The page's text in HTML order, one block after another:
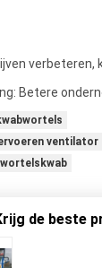
Betere
ventilator
de beste